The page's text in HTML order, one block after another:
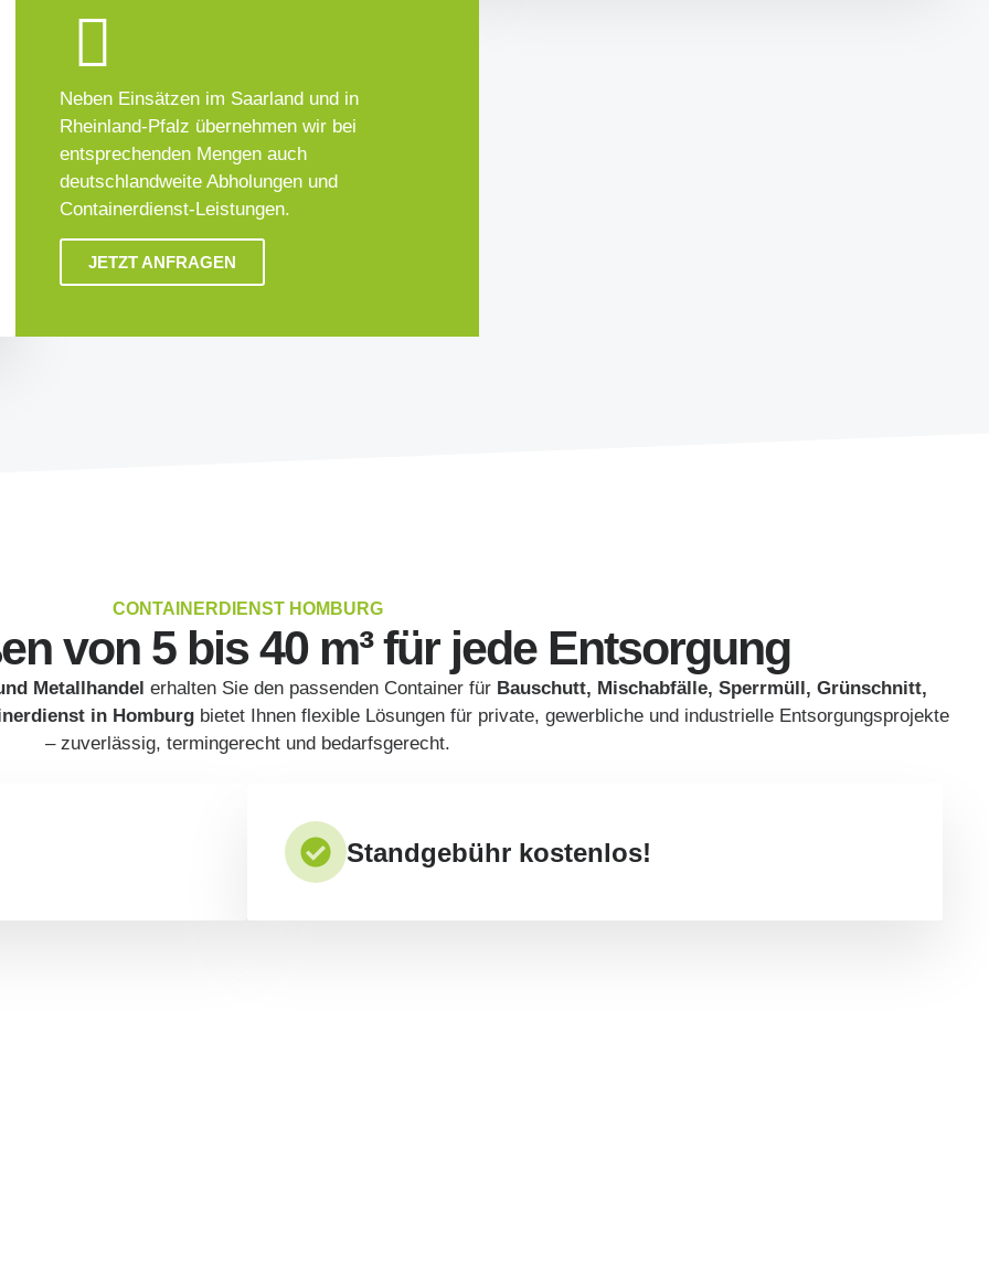
Neben Einsätzen im Saarland und in
Rheinland-Pfalz übernehmen wir bei
entsprechenden Mengen auch
deutschlandweite Abholungen und
Containerdienst-Leistungen.
JETZT ANFRAGEN
CONTAINERDIENST HOMBURG
von 5 bis 40 m³ für jede Entsorgung
Metallhandel erhalten Sie den passenden Container für Bauschutt, Mischabfälle, Sperrmüll, Grünschnitt,
in Homburgbietet Ihnen flexible Lösungen für private, gewerbliche und industrielle Entsorgungsprojekte
– zuverlässig, termingerecht und bedarfsgerecht.
Standgebühr kostenlos!